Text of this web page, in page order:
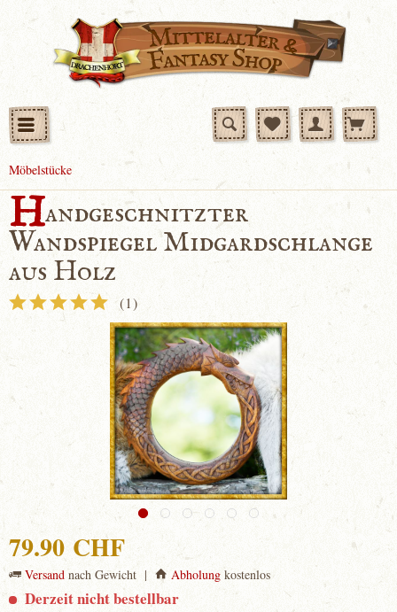
Möbelstücke
Handgeschnitzter
Wandspiegel Midgardschlange
aus Holz
(1)
79.90 CHF
Versandnach Gewicht | Abholung kostenlos
Derzeit nicht bestellbar